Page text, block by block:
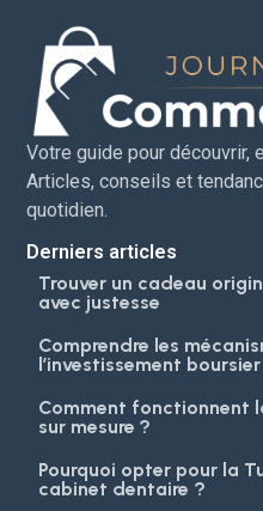
Votre guide pour découvrir,
Articles, conseils et
quotidien.
Derniers articles
Trouver un cadeau
avec justesse
Comprendre les
l’investissement boursier
Comment fonctionnent
sur mesure ?
Pourquoi opter pour la
cabinet dentaire ?